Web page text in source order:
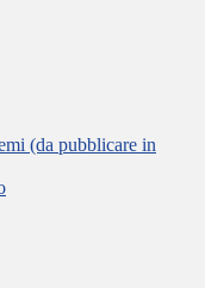
(da pubblicare in